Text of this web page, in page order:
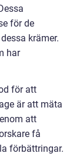
för de
krämer.
har
för att
är att mäta
att
få
förbättringar.